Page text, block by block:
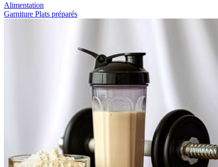
Alimentation
Garniture Plats préparés